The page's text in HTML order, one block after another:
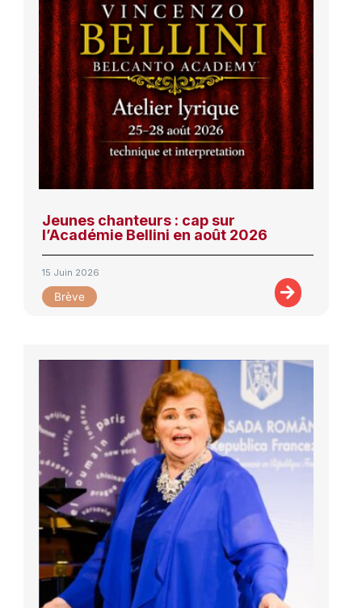
Jeunes chanteurs : cap sur
l’Académie Bellini en août 2026
15 Juin 2026
Brève